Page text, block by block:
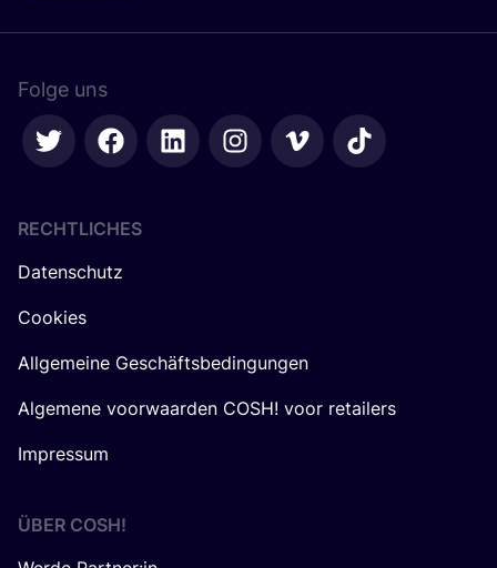
Folge uns
RECHTLICHES
Datenschutz
Cookies
Allgemeine Geschäftsbedingungen
Algemene voorwaarden COSH! voor retailers
Impressum
ÜBER COSH!